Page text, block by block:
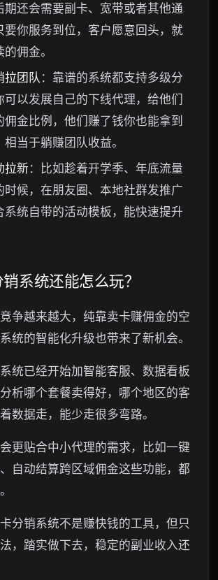
期还会需要副卡、宽带或者其他通
要你服务到位，客户愿意回头，就
佣金。
拉团队 ：靠谱的系统都支持多级分
可以发展自己的下线代理，给他们
佣金比例，他们赚了钱你也能拿到
当于躺赚团队收益。
拉新 ：比如趁着开学季、年底流量
时候，在朋友圈、本地社群发推广
系统自带的活动模板，能快速提升
系统还能怎么玩？
争越来越大，纯靠卖卡赚佣金的空
统的智能化升级也带来了新机会。
统已经开始加智能客服、数据看板
析哪个套餐卖得好，哪个地区的客
数据走，能少走很多弯路。
更贴合中小代理的需求，比如一键
自动结算跨区域佣金这些功能，都
分销系统不是赚快钱的工具，但只
，踏实做下去，稳定的副业收入还